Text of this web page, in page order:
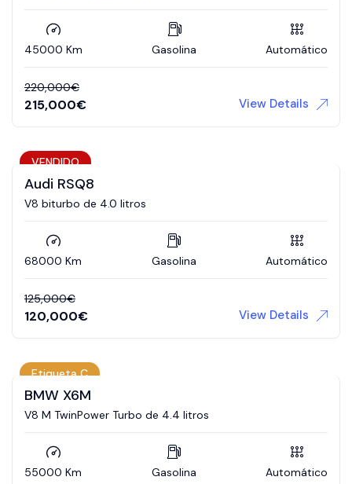
45000 Km Gasolina Automático
220,000€
215,000€ View Details
VENDIDO
Audi RSQ8
V8 biturbo de 4.0 litros
68000 Km Gasolina Automático
125,000€
120,000€ View Details
Etiqueta C
BMW X6M
V8 M TwinPower Turbo de 4.4 litros
55000 Km Gasolina Automático